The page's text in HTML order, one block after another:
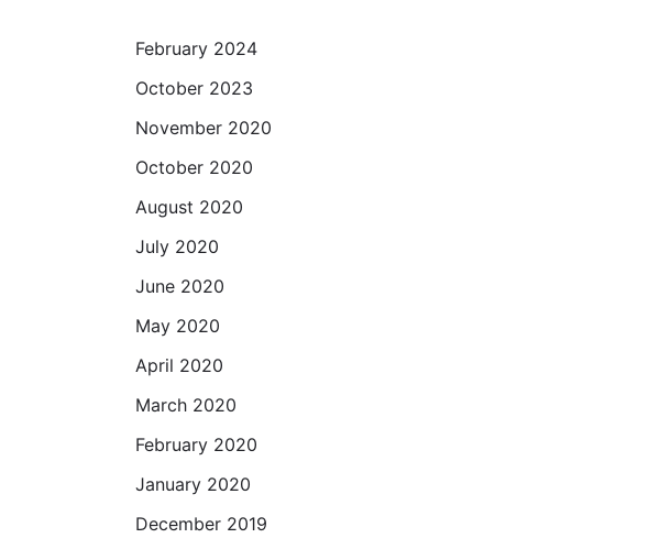
February 2024
October 2023
November 2020
October 2020
August 2020
July 2020
June 2020
May 2020
April 2020
March 2020
February 2020
January 2020
December 2019